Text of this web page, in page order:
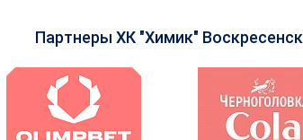
Партнеры ХК "Химик" Воскресенск